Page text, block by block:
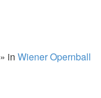
» in Wiener Opernball